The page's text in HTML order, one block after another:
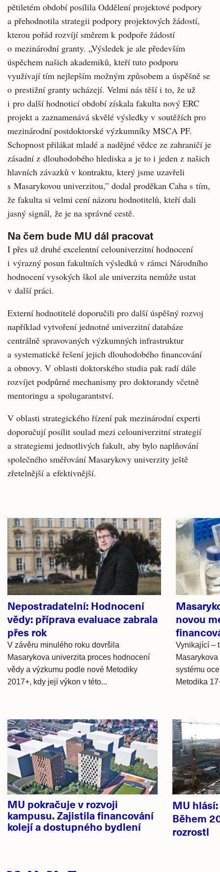
pětiletém období posílila Oddělení projektové podpory
a přehodnotila strategii podpory projektových žádostí,
kterou pořád rozvíjí směrem k podpoře žádostí
o mezinárodní granty. „Výsledek je ale především
úspěchem našich akademiků, kteří tuto podporu
využívají tím nejlepším možným způsobem a úspěšně se
o prestižní granty ucházejí. Velmi nás těší i to, že už
i pro další hodnoticí období získala fakulta nový ERC
projekt a zaznamenává skvělé výsledky v soutěžích pro
mezinárodní postdoktorské výzkumníky MSCA PF.
Schopnost přilákat mladé a nadějné vědce ze zahraničí je
zásadní z dlouhodobého hlediska a je to i jeden z našich
hlavních závazků v kontraktu, který jsme uzavřeli
s Masarykovou univerzitou,” dodal proděkan Caha s tím,
že fakulta si velmi cení názoru hodnotitelů, kteří dali
jasný signál, že je na správné cestě.
Na čem bude MU dál pracovat
I přes už druhé excelentní celouniverzitní hodnocení
i výrazný posun fakultních výsledků v rámci Národního
hodnocení vysokých škol ale univerzita nemůže ustat
v další práci.
Externí hodnotitelé doporučili pro další úspěšný rozvoj
například vytvoření jednotné univerzitní databáze
centrálně spravovaných výzkumných infrastruktur
a systematické řešení jejich dlouhodobého financování
a obnovy. V oblasti doktorského studia pak radí dále
rozvíjet podpůrné mechanismy pro doktorandy včetně
mentoringu a spolugarantství.
V oblasti strategického řízení pak mezinárodní experti
doporučují posílit soulad mezi celouniverzitní strategií
a strategiemi jednotlivých fakult, aby bylo naplňování
společného směřování Masarykovy univerzity ještě
zřetelnější a efektivnější.
Související
články
Nepostradatelní: Hodnocení
vědy: příprava evaluace zabrala
přes rok
V závěru minulého roku dovršila
Masarykova univerzita proces hodnocení
vědy a výzkumu podle nové Metodiky
2017+, kdy její výkon v této...
novou
Vynikající –
systému
Metodika
Hlavní
novinky
MU pokračuje v rozvoji
kampusu. Zajistila financování
kolejí a dostupného bydlení
MU
Během
rozrostl